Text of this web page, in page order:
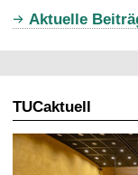
Aktuelle
TUCaktuell